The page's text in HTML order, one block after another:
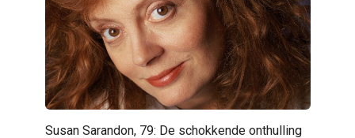
Susan Sarandon, 79: De schokkende onthulling